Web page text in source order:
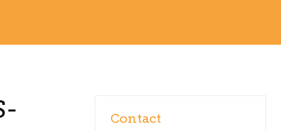
Contact